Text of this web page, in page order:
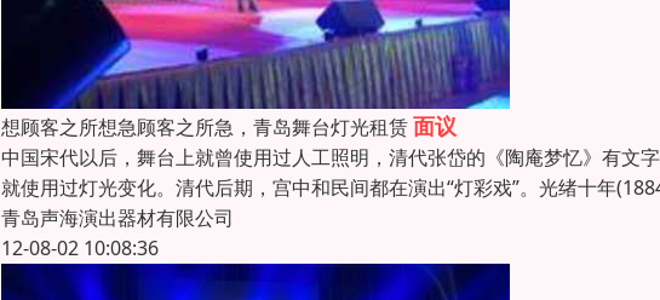
想顾客之所想急顾客之所急，青岛舞台灯光租赁面议
中国宋代以后，舞台上就曾使用过人工照明，清代张岱的《陶庵梦忆》有文
就使用过灯光变化。清代后期，宫中和民间都在演出“灯彩戏”。光绪十年
青岛声海演出器材有限公司
12-08-02 10:08:36